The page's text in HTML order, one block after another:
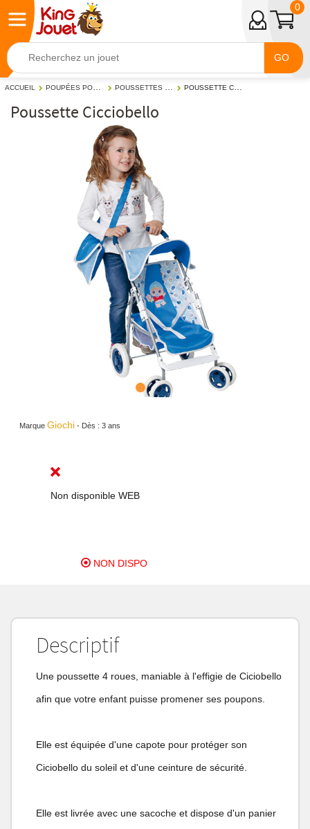
GO
0
ACCUEIL POUPÉES POUPONS POUSSETTES POUPONS POUSSETTE CICCIOBELLO
Poussette Cicciobello
Marque Giochi - Dès : 3 ans
Non disponible WEB
NON DISPO
Descriptif
Une poussette 4 roues, maniable à l'effigie de Ciciobello
afin que votre enfant puisse promener ses poupons.
Elle est équipée d'une capote pour protéger son
Ciciobello du soleil et d'une ceinture de sécurité.
Elle est livrée avec une sacoche et dispose d'un panier